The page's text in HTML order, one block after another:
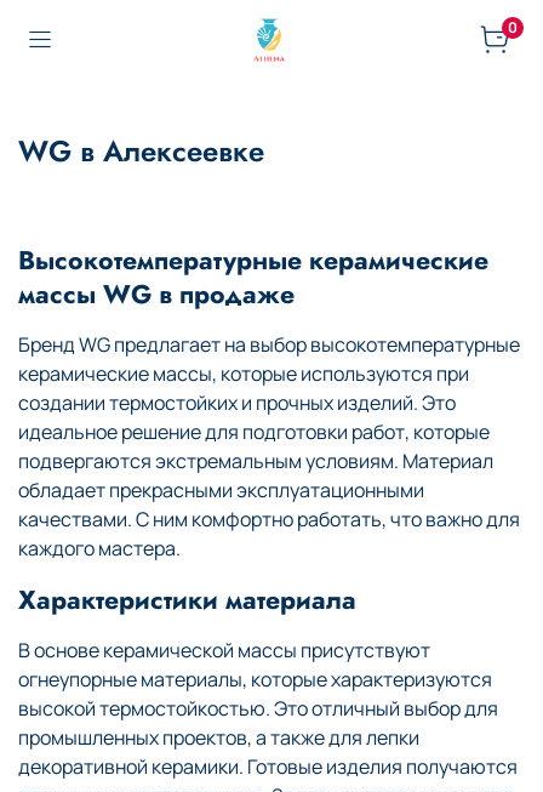
0
WG в Алексеевке
Высокотемпературные керамические
массы WG в продаже
Бренд WG предлагает на выбор высокотемпературные
керамические массы, которые используются при
создании термостойких и прочных изделий. Это
идеальное решение для подготовки работ, которые
подвергаются экстремальным условиям. Материал
обладает прекрасными эксплуатационными
качествами. С ним комфортно работать, что важно для
каждого мастера.
Характеристики материала
В основе керамической массы присутствуют
огнеупорные материалы, которые характеризуются
высокой термостойкостью. Это отличный выбор для
промышленных проектов, а также для лепки
декоративной керамики. Готовые изделия получаются